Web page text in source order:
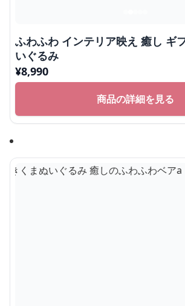
ふわふわ インテリア映え 癒し ギ
いぐるみ
¥8,990
商品の詳細を見る